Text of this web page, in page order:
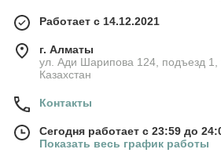
Работает с 14.12.2021
г. Алматы
ул. Ади Шарипова 124, подъезд
Казахстан
Контакты
Сегодня работает с 23:59 до
Показать весь график работы